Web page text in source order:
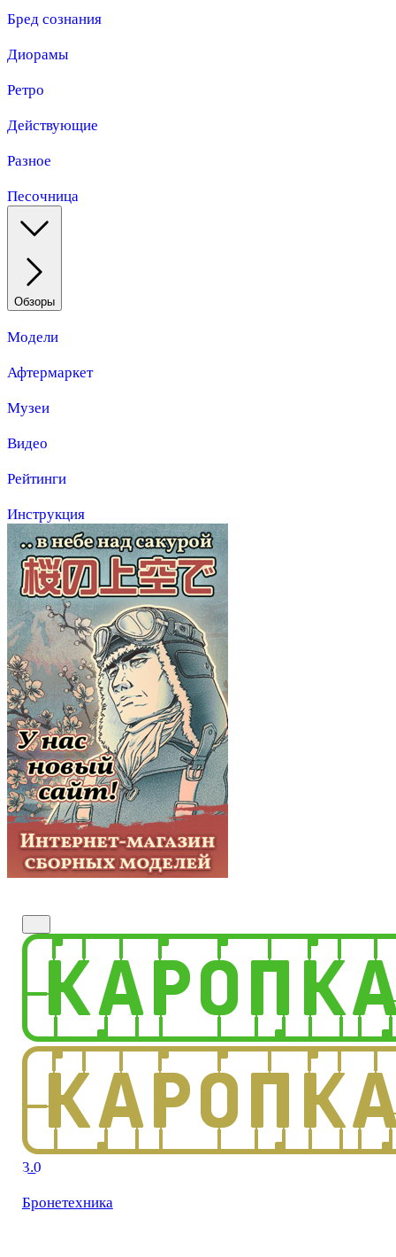
Бред сознания
Диорамы
Ретро
Действующие
Разное
Песочница
Обзоры
Модели
Афтермаркет
Музеи
Видео
Рейтинги
Инструкция
3.0
Бронетехника